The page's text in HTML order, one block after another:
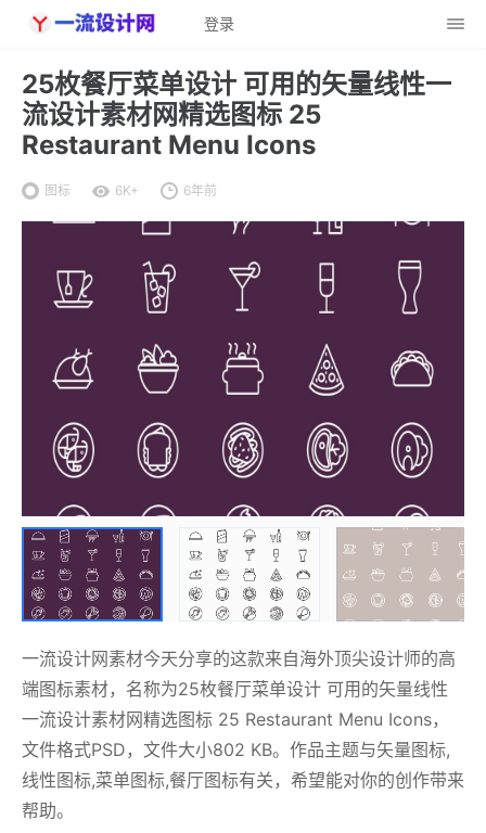
登录
25枚餐厅菜单设计 可用的矢量线性一
流设计素材网精选图标 25
Restaurant Menu Icons
图标 6K+ 6年前
一流设计网素材今天分享的这款来自海外顶尖设计师的高
端图标素材，名称为25枚餐厅菜单设计 可用的矢量线性
一流设计素材网精选图标 25 Restaurant Menu Icons，
文件格式PSD，文件大小802 KB。作品主题与矢量图标,
线性图标,菜单图标,餐厅图标有关，希望能对你的创作带来
帮助。